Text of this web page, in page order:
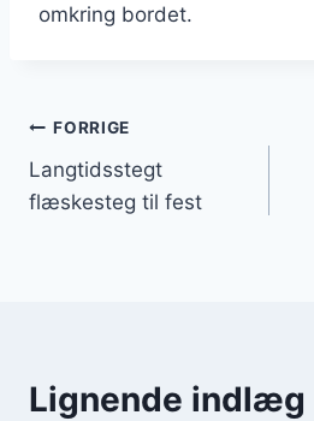
omkring bordet.
Indlægsnavigation
FORRIGE
Langtidsstegt
flæskesteg til fest
Lignende indlæg